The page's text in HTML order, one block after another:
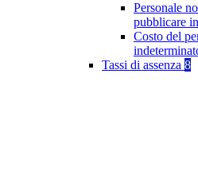
Personale
pubblicare
Costo del
Tassi di assenza 8